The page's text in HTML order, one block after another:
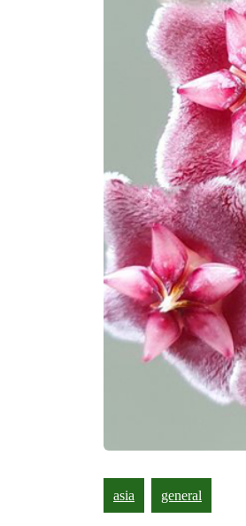
asia general